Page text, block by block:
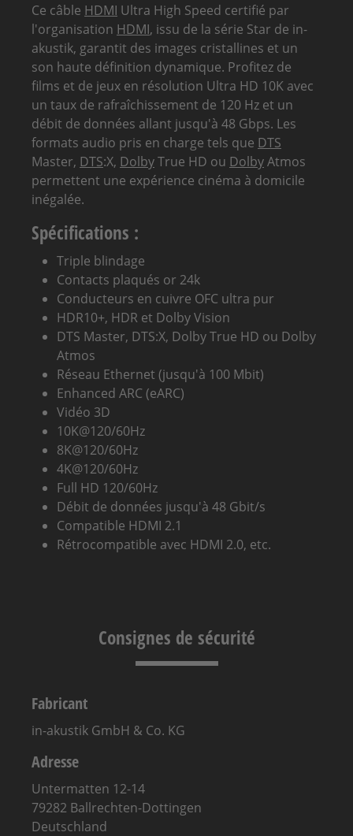
Ce câble HDMI Ultra High Speed certifié par
l'organisation HDMI, issu de la série Star de in-
akustik, garantit des images cristallines et un
son haute définition dynamique. Profitez de
films et de jeux en résolution Ultra HD 10K avec
un taux de rafraîchissement de 120 Hz et un
débit de données allant jusqu'à 48 Gbps. Les
formats audio pris en charge tels que DTS
Master, DTS:X, DolbyTrue HD ou DolbyAtmos
permettent une expérience cinéma à domicile
inégalée.
Spécifications :
Triple blindage
Contacts plaqués or 24k
Conducteurs en cuivre OFC ultra pur
HDR10+, HDR et DolbyVision
DTS Master, DTS:X, DolbyTrue HD ou Dolby
Atmos
Réseau Ethernet (jusqu'à 100 Mbit)
Enhanced ARC (eARC)
Vidéo 3D
10K@120/60Hz
8K@120/60Hz
4K@120/60Hz
Full HD 120/60Hz
Débit de données jusqu'à 48 Gbit/s
Compatible HDMI 2.1
Rétrocompatible avec HDMI 2.0, etc.
Consignes de sécurité
Fabricant
in-akustik GmbH & Co. KG
Adresse
Untermatten 12-14
79282 Ballrechten-Dottingen
Deutschland